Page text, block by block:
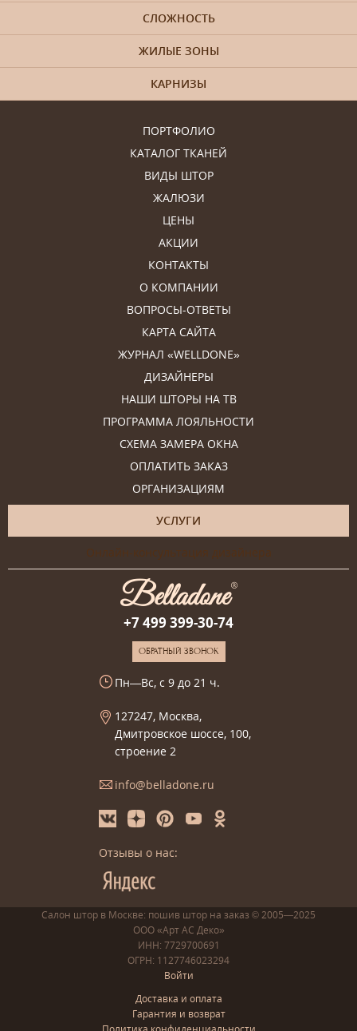
ПОРТФОЛИО
КАТАЛОГ ТКАНЕЙ
ВИДЫ ШТОР
ЖАЛЮЗИ
ЦЕНЫ
АКЦИИ
КОНТАКТЫ
О КОМПАНИИ
ВОПРОСЫ-ОТВЕТЫ
КАРТА САЙТА
ЖУРНАЛ «WELLDONE»
ДИЗАЙНЕРЫ
НАШИ ШТОРЫ НА ТВ
ПРОГРАММА ЛОЯЛЬНОСТИ
СХЕМА ЗАМЕРА ОКНА
ОПЛАТИТЬ ЗАКАЗ
ОРГАНИЗАЦИЯМ
УСЛУГИ
Онлайн-консультация дизайнера
СЛОЖНОСТЬ
ЖИЛЫЕ ЗОНЫ
КАРНИЗЫ
+7 499 399-30-74
ОБРАТНЫЙ ЗВОНОК
Пн—Вс, с 9 до 21 ч.
127247, Москва,
Дмитровское шоссе, 100,
строение 2
info@belladone.ru
Отзывы о нас:
Салон штор в Москве: пошив штор на заказ © 2005—2025
ООО «Арт АС Деко»
ИНН: 7729700691
ОГРН: 1127746023294
Войти
Доставка и оплата
Гарантия и возврат